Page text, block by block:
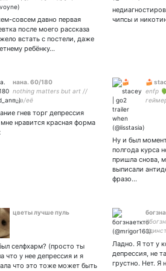
совсем давно первая
после моего рассказа
встать с постели, даже
ребёнку…
чипсы и
нана. 60/180
nothing matters but art //
она/еë
гнев торг депрессия
нравится красная форма
🍰
enfp
Ну и был
полгода курса
пришла снова,
выписали
фразо…
цветы лучше пуль
селфхарм? (просто ты
что у нее депрессия и я
что это тоже может быть
ещё я
Ладно. Я тот у
депрессия, не
грустно. Нет. Я